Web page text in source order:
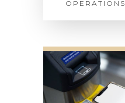
OPERATIONS